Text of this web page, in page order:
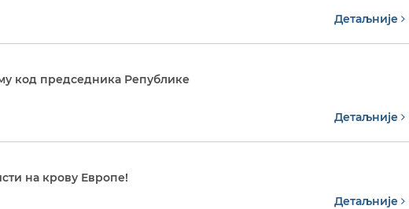
Детаљније
код председника Републике
Детаљније
на крову Европе!
Детаљније